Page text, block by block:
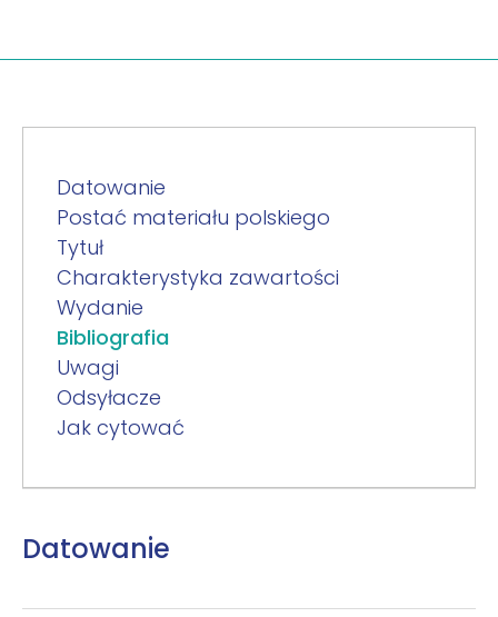
Datowanie
Postać materiału polskiego
Tytuł
Charakterystyka zawartości
Wydanie
Bibliografia
Uwagi
Odsyłacze
Jak cytować
Datowanie